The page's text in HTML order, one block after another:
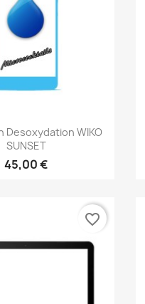
rapide
Desoxydation WIKO
SUNSET
45,00 €
favorite_border